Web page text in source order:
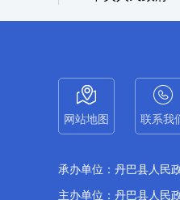
网站地图 联系我
承办单位：丹巴县人民
主办单位：丹巴县人民